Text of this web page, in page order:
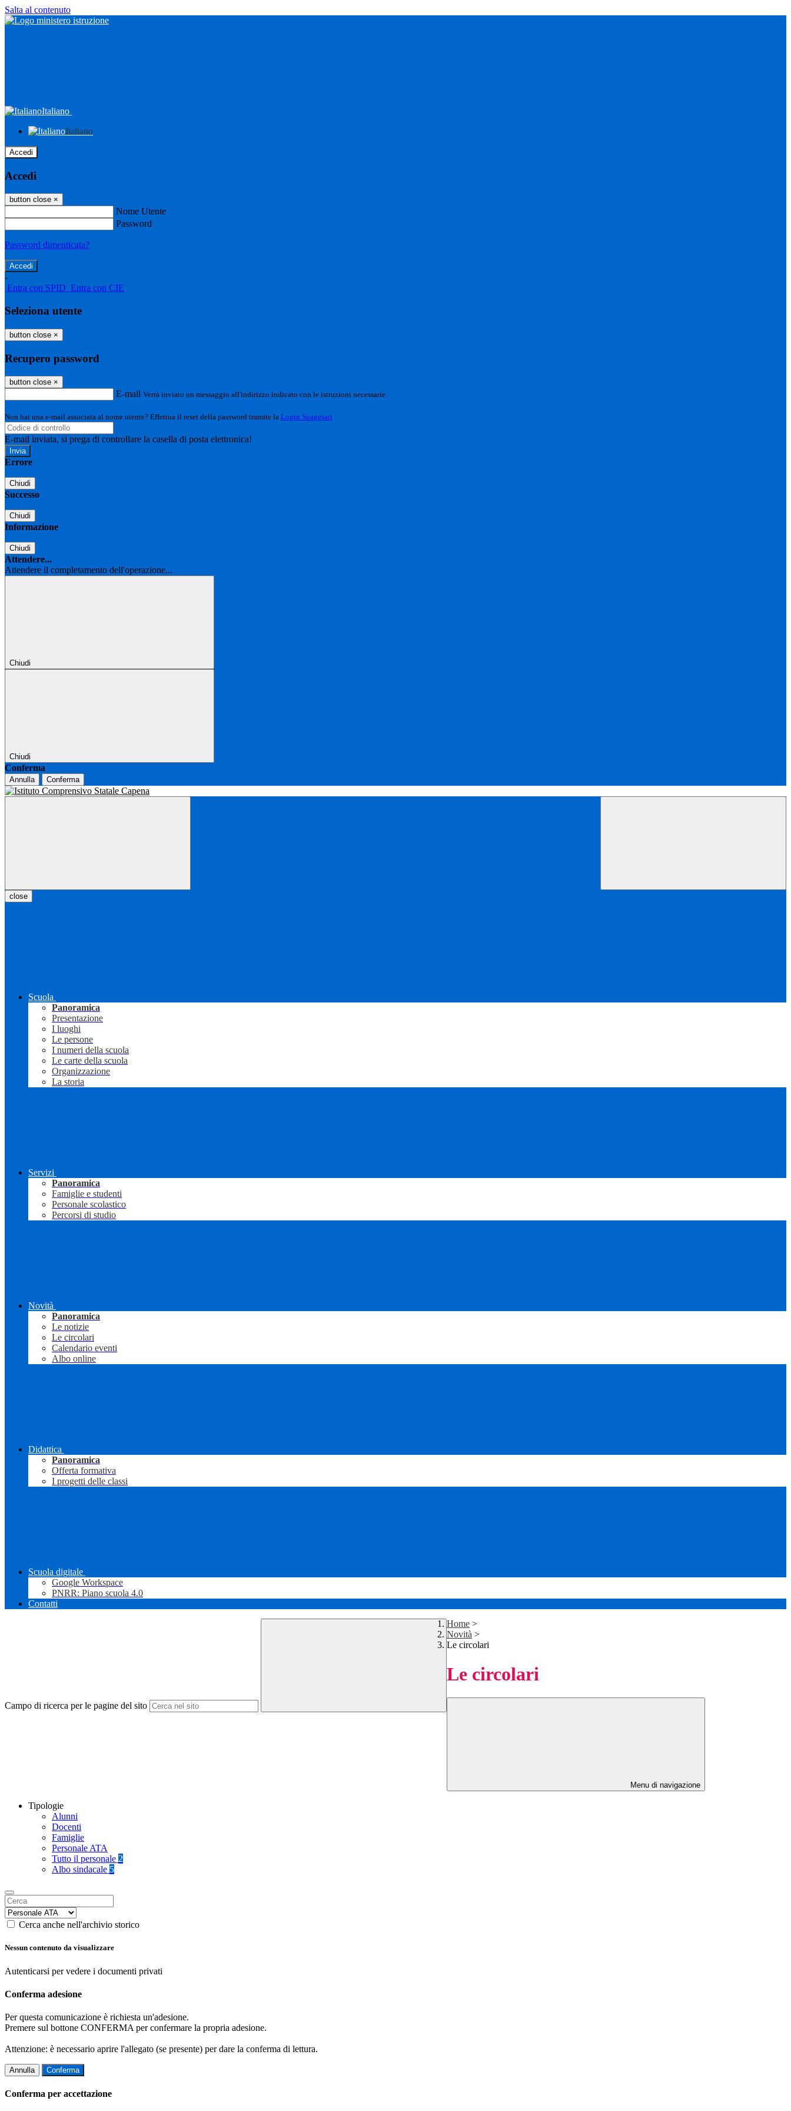
Salta al contenuto
Italiano
Italiano
Accedi
Accedi
button close ×
Nome Utente
Password
Password dimenticata?
-
Entra con SPID Entra con CIE
Seleziona utente
button close ×
Recupero password
button close ×
E-mail Verrà inviato un messaggio all'indirizzo indicato con le istruzioni necessarie.
Non hai una e-mail associata al nome utente? Effettua il reset della password tramite la Login Spaggiari
E-mail inviata, si prega di controllare la casella di posta elettronica!
Errore
Chiudi
Successo
Chiudi
Informazione
Chiudi
Attendere...
Attendere il completamento dell'operazione...
Chiudi
Chiudi
Conferma
Annulla Conferma
close
Scuola
Panoramica
Presentazione
I luoghi
Le persone
I numeri della scuola
Le carte della scuola
Organizzazione
La storia
Servizi
Panoramica
Famiglie e studenti
Personale scolastico
Percorsi di studio
Novità
Panoramica
Le notizie
Le circolari
Calendario eventi
Albo online
Didattica
Panoramica
Offerta formativa
I progetti delle classi
Scuola digitale
Google Workspace
PNRR: Piano scuola 4.0
Contatti
Campo di ricerca per le pagine del sito
Home >
Novità >
Le circolari
Le circolari
Menu di navigazione
Tipologie
Alunni
Docenti
Famiglie
Personale ATA
Tutto il personale 2
Albo sindacale 5
Cerca anche nell'archivio storico
Nessun contenuto da visualizzare
Autenticarsi per vedere i documenti privati
Conferma adesione
Per questa comunicazione è richiesta un'adesione.
Premere sul bottone CONFERMA per confermare la propria adesione.
Attenzione: è necessario aprire l'allegato (se presente) per dare la conferma di lettura.
Annulla Conferma
Conferma per accettazione